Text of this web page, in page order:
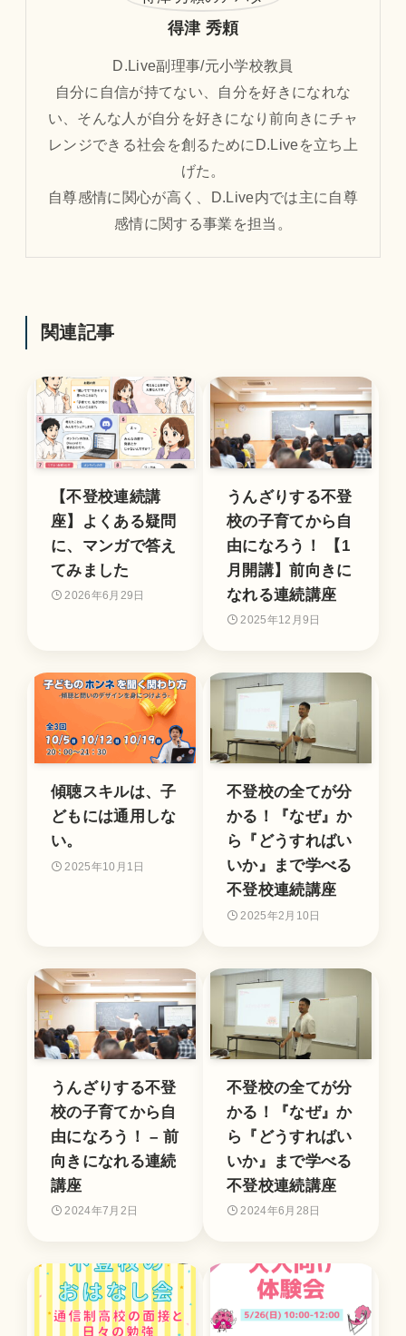
得津 秀頼
D.Live副理事/元小学校教員
自分に自信が持てない、自分を好きになれな
い、そんな人が自分を好きになり前向きにチャ
レンジできる社会を創るためにD.Liveを立ち上
げた。
自尊感情に関心が高く、D.Live内では主に自尊
感情に関する事業を担当。
関連記事
【不登校連続講
座】よくある疑問
に、マンガで答え
てみました
2026年6月29日
うんざりする不登
校の子育てから自
由になろう！ 【1
月開講】前向きに
なれる連続講座
2025年12月9日
傾聴スキルは、子
どもには通用しな
い。
2025年10月1日
不登校の全てが分
かる！『なぜ』か
ら『どうすればい
いか』まで学べる
不登校連続講座
2025年2月10日
うんざりする不登
校の子育てから自
由になろう！ – 前
向きになれる連続
講座
2024年7月2日
不登校の全てが分
かる！『なぜ』か
ら『どうすればい
いか』まで学べる
不登校連続講座
2024年6月28日